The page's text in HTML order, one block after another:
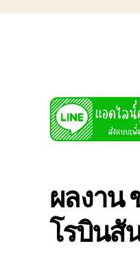
ผลงาน
โรบินสั